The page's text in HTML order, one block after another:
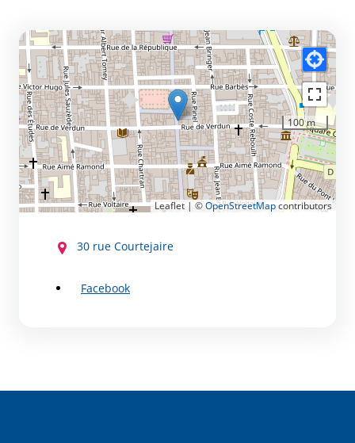
100 m
Leaflet | ©OpenStreetMapcontributors
30 rue Courtejaire
Facebook